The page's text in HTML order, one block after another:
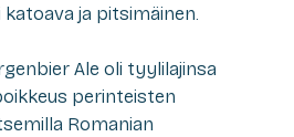
ja pitsimäinen.
Ale oli tyylilajinsa
perinteisten
Romanian